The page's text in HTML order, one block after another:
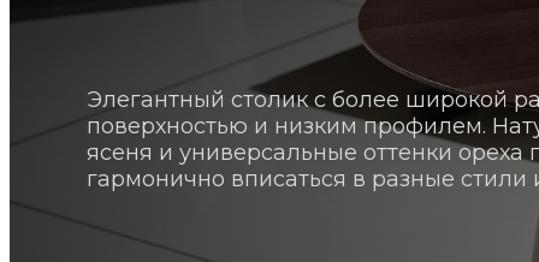
Элегантный столик с более широкой
поверхностью и низким профилем.
ясеня и универсальные оттенки ореха
гармонично вписаться в разные стили